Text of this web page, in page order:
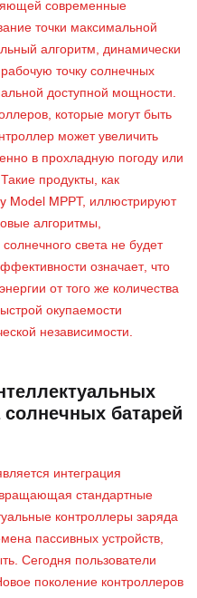
современные
точки максимальной
алгоритм, динамически
точку солнечных
доступной мощности.
которые могут быть
может увеличить
в прохладную погоду или
продукты, как
Model MPPT, иллюстрируют
алгоритмы,
света не будет
означает, что
от того же количества
окупаемости
независимости.
солнечных батарей
интеграция
стандартные
контроллеры заряда
пассивных устройств,
Сегодня пользователи
поколение контроллеров